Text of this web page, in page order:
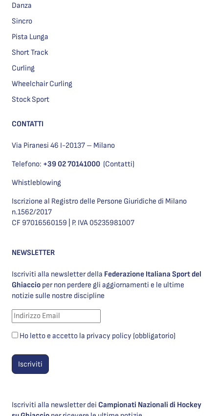
Danza
Sincro
Pista Lunga
Short Track
Curling
Wheelchair Curling
Stock Sport
CONTATTI
Via Piranesi 46 I-20137 – Milano
Telefono: +39 02 70141000 (Contatti)
Whistleblowing
Iscrizione al Registro delle Persone Giuridiche di Milano
n.1562/2017
CF 97016560159 | P. IVA 05235981007
NEWSLETTER
Iscriviti alla newsletter della Federazione Italiana Sport del
Ghiaccio per non perdere gli aggiornamenti e le ultime
notizie sulle nostre discipline
Ho letto e accetto la privacy policy (obbligatorio)
Iscriviti alla newsletter dei Campionati Nazionali di Hockey